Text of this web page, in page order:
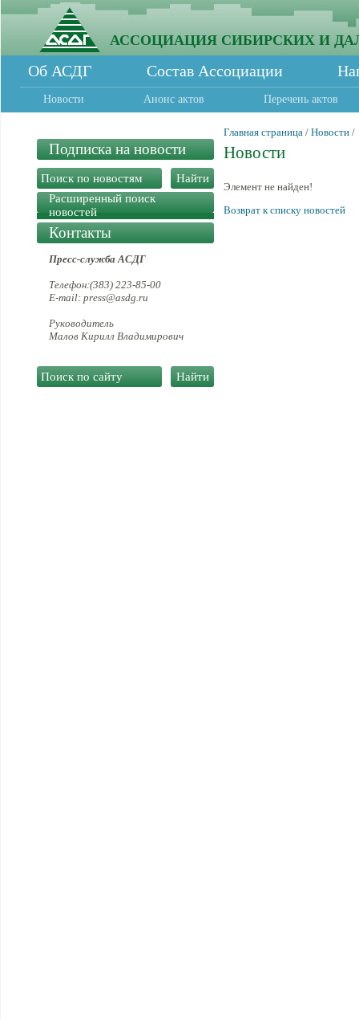
АССОЦИАЦИЯ СИБИРСКИХ И
Об АСДГ Состав Ассоциации
Новости Анонс актов Перечень актов
Подписка на новости
Расширенный поиск
новостей
Контакты
Пресс-служба АСДГ
Телефон:(383) 223-85-00
E-mail: press@asdg.ru
Руководитель
Малов Кирилл Владимирович
Главная страница / Новости /
Новости
Элемент не найден!
Возврат к списку новостей